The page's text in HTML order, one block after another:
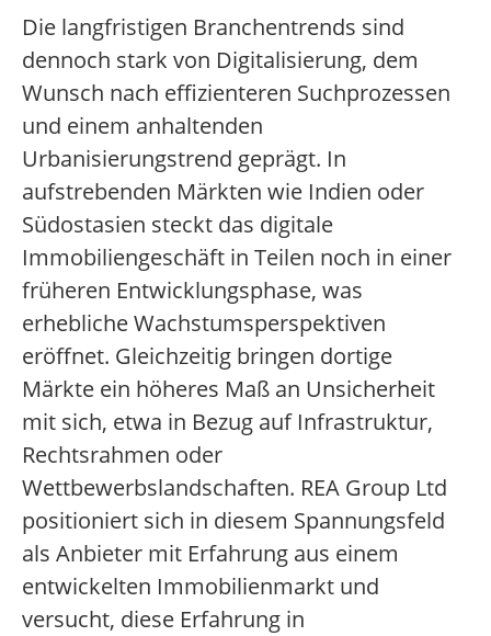
Die langfristigen Branchentrends sind
dennoch stark von Digitalisierung, dem
Wunsch nach effizienteren Suchprozessen
und einem anhaltenden
Urbanisierungstrend geprägt. In
aufstrebenden Märkten wie Indien oder
Südostasien steckt das digitale
Immobiliengeschäft in Teilen noch in einer
früheren Entwicklungsphase, was
erhebliche Wachstumsperspektiven
eröffnet. Gleichzeitig bringen dortige
Märkte ein höheres Maß an Unsicherheit
mit sich, etwa in Bezug auf Infrastruktur,
Rechtsrahmen oder
Wettbewerbslandschaften. REA Group Ltd
positioniert sich in diesem Spannungsfeld
als Anbieter mit Erfahrung aus einem
entwickelten Immobilienmarkt und
versucht, diese Erfahrung in